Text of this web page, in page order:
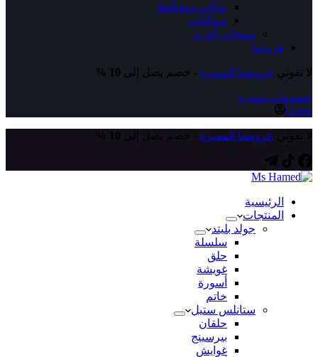
بوكات ومحافظ
ميداليات
منتجات أخري
فروعنا
لا تفوتي عروضنا المميزة - خصم يصل إلى
خصومات مميزة
Login
عروضنا المميزة
الرئيسية
المنتجات
جولد بليتد
سلسلة
حلق
غويشة
أسورة
خاتم
ستانلس ستيل
حلقان
بيرسينج
غوايش